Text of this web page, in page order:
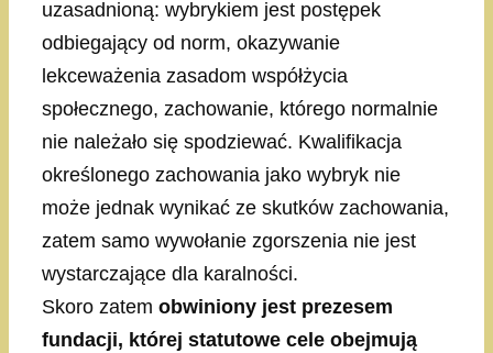
uzasadnioną: wybrykiem jest postępek
odbiegający od norm, okazywanie
lekceważenia zasadom współżycia
społecznego, zachowanie, którego normalnie
nie należało się spodziewać. Kwalifikacja
określonego zachowania jako wybryk nie
może jednak wynikać ze skutków zachowania,
zatem samo wywołanie zgorszenia nie jest
wystarczające dla karalności.
Skoro zatem obwiniony jest prezesem
fundacji, której statutowe cele obejmują